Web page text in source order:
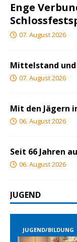
Enge
07. August 2026
Mittelstand
07. August 2026
Mit den Jägern
06. August 2026
Seit 66 Jahren
06. August 2026
JUGEND
BILDUNG